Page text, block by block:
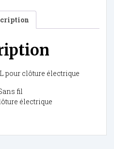
pour clôture électrique
fil
électrique